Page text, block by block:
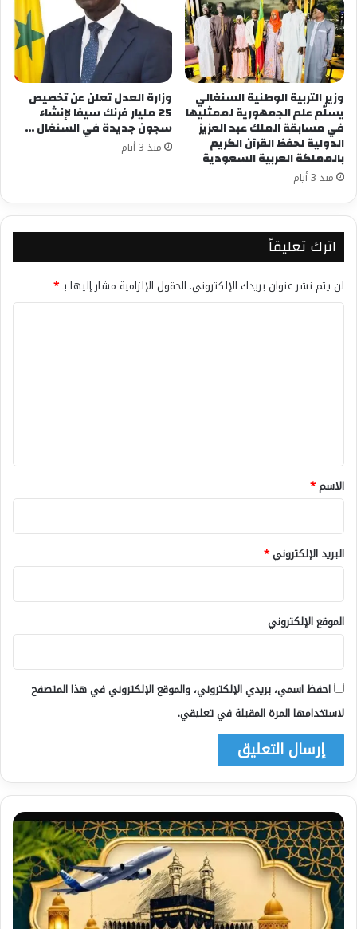
وزير التربية الوطنية السنغالي
يسلّم علم الجمهورية لممثليها
في مسابقة الملك عبد العزيز
الدولية لحفظ القرآن الكريم
بالمملكة العربية السعودية
منذ 3 أيام
وزارة العدل تعلن عن تخصيص
25 مليار فرنك سيفا لإنشاء
سجون جديدة في السنغال …
منذ 3 أيام
اترك تعليقاً
لن يتم نشر عنوان بريدك الإلكتروني. الحقول الإلزامية مشار إليها بـ*
*
الاسم*
البريد الإلكتروني*
الموقع الإلكتروني
احفظ اسمي، بريدي الإلكتروني، والموقع الإلكتروني في هذا المتصفح
لاستخدامها المرة المقبلة في تعليقي.